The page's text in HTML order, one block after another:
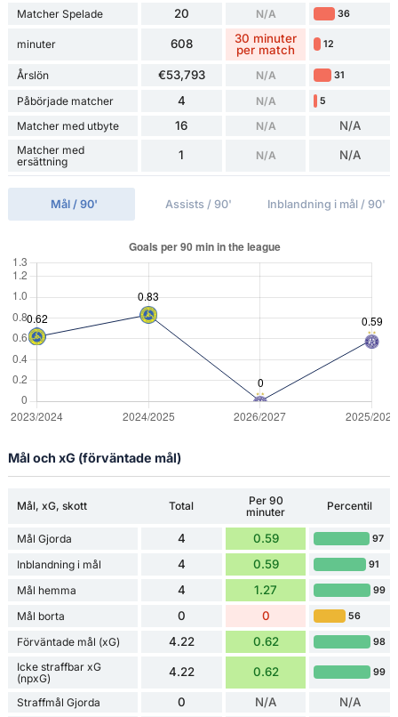
Matcher Spelade 20 N/A 36
minuter 608
30 minuter
per match
12
Årslön €53,793 N/A 31
Påbörjade matcher 4 N/A 5
Matcher med utbyte 16 N/A N/A
Matcher med
ersättning
1 N/A N/A
Mål / 90' Assists / 90' Inblandning i mål / 90'
Mål och xG (förväntade mål)
Mål, xG, skott Total
Per 90
minuter
Percentil
Mål Gjorda 4 0.59 97
Inblandning i mål 4 0.59 91
Mål hemma 4 1.27 99
Mål borta 0 0 56
Förväntade mål (xG) 4.22 0.62 98
Icke straffbar xG
(npxG)
4.22 0.62 99
Straffmål Gjorda 0 N/A N/A